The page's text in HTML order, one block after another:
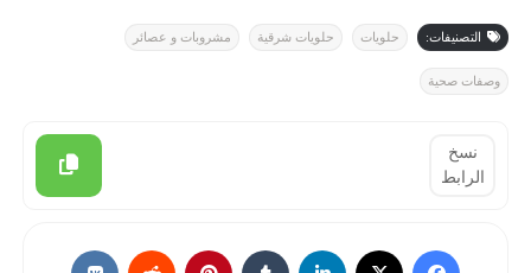
التصنيفات: حلويات حلويات شرقية مشروبات و عصائر
وصفات صحية
نسخ
الرابط